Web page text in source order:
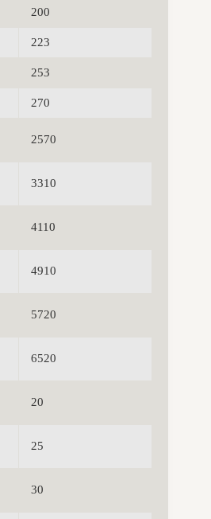
200
223
253
270
2570
3310
4110
4910
5720
6520
20
25
30